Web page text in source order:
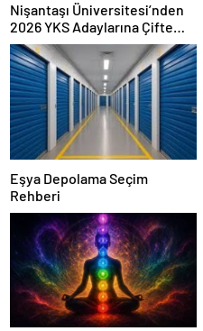
Nişantaşı Üniversitesi’nden
2026 YKS Adaylarına Çifte
Güvence: Sabit Ücret ve
Kesintisiz Burs
Eşya Depolama Seçim
Rehberi